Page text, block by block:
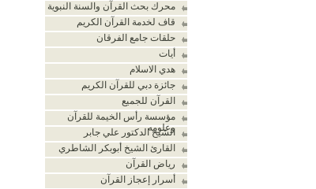
محرك بحث القرآن والسنة النبوية
قاف لخدمة القرآن الكريم
حلقات جامع الفرقان
أيات
هدي الاسلام
جائزة دبي للقرآن الكريم
القرآن للجميع
مؤسسة رأس الخيمة للقرآن
وعلومه
الشيخ الدكتور علي جابر
القارئ الشيخ أبوبكر الشاطري
رياض القرآن
أسرار إعجاز القرآن